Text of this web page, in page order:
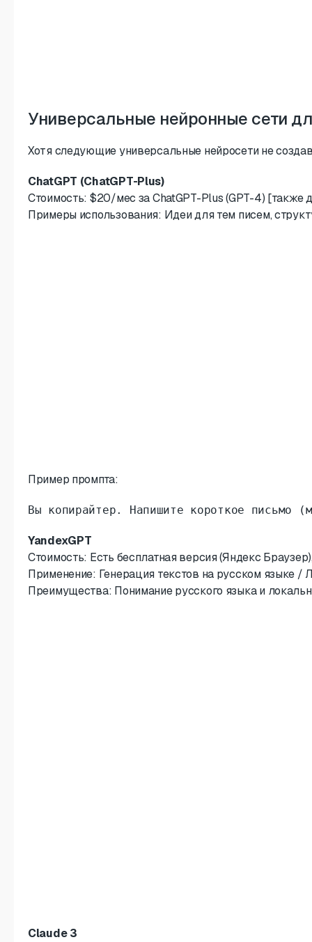
Универсальные нейронные сети
Хотя следующие универсальные нейросети не
ChatGPT (ChatGPT-Plus)
Стоимость: $20/мес за ChatGPT-Plus (GPT-4) [также
Примеры использования: Идеи для тем писем,
Пример промпта:
Вы копирайтер. Напишите короткое письмо
YandexGPT
Стоимость: Есть бесплатная версия (Яндекс
Применение: Генерация текстов на русском языке /
Преимущества: Понимание русского языка и
Claude 3